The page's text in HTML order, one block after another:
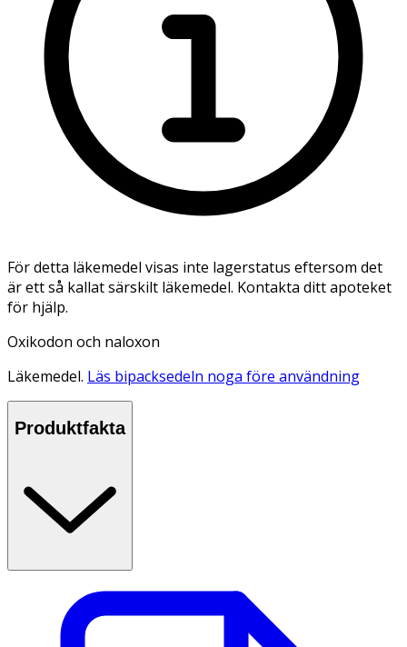
För detta läkemedel visas inte lagerstatus eftersom det
är ett så kallat särskilt läkemedel. Kontakta ditt apoteket
för hjälp.
Oxikodon och naloxon
Läkemedel. Läs bipacksedeln noga före användning
Produktfakta